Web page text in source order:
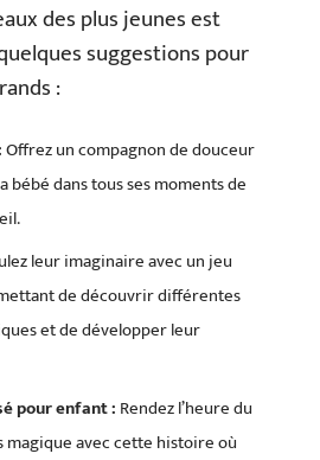
des plus jeunes est
suggestions pour
:
Offrez un compagnon de douceur
bébé dans tous ses moments de
leur imaginaire avec un jeu
de découvrir différentes
et de développer leur
pour enfant : Rendez l’heure du
avec cette histoire où